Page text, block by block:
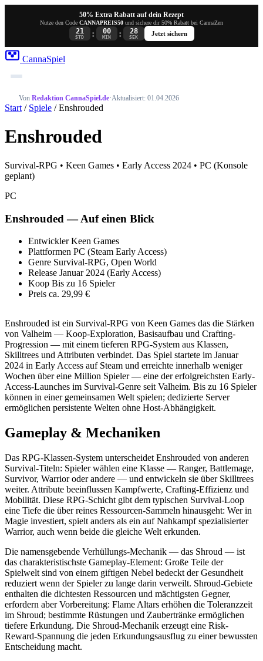
50% Extra Rabatt auf dein Rezept
Nutze den Code CANNAPREIS50 und sichere dir 50% Rabatt bei CannaZen
21
STD : 00
MIN : 28
SEK
Jetzt sichern
CannaSpiel
Von Redaktion CannaSpiel.de·Aktualisiert: 01.04.2026
Start / Spiele / Enshrouded
Enshrouded
Survival-RPG • Keen Games • Early Access 2024 • PC (Konsole
geplant)
PC
Enshrouded — Auf einen Blick
EntwicklerKeen Games
Plattformen PC (Steam Early Access)
Genre Survival-RPG, Open World
Release Januar 2024 (Early Access)
Koop Bis zu 16 Spieler
Preis ca. 29,99 €
Enshrouded ist ein Survival-RPG von Keen Games das die Stärken
von Valheim — Koop-Exploration, Basisaufbau und Crafting-
Progression — mit einem tieferen RPG-System aus Klassen,
Skilltrees und Attributen verbindet. Das Spiel startete im Januar
2024 in Early Access auf Steam und erreichte innerhalb weniger
Wochen über eine Million Spieler — eine der erfolgreichsten Early-
Access-Launches im Survival-Genre seit Valheim. Bis zu 16 Spieler
können in einer gemeinsamen Welt spielen; dedizierte Server
ermöglichen persistente Welten ohne Host-Abhängigkeit.
Gameplay & Mechaniken
Das RPG-Klassen-System unterscheidet Enshrouded von anderen
Survival-Titeln: Spieler wählen eine Klasse — Ranger, Battlemage,
Survivor, Warrior oder andere — und entwickeln sie über Skilltrees
weiter. Attribute beeinflussen Kampfwerte, Crafting-Effizienz und
Mobilität. Diese RPG-Schicht gibt dem typischen Survival-Loop
eine Tiefe die über reines Ressourcen-Sammeln hinausgeht: Wer in
Magie investiert, spielt anders als ein auf Nahkampf spezialisierter
Warrior, auch wenn beide die gleiche Welt erkunden.
Die namensgebende Verhüllungs-Mechanik — das Shroud — ist
das charakteristischste Gameplay-Element: Große Teile der
Spielwelt sind von einem giftigen Nebel bedeckt der Gesundheit
reduziert wenn der Spieler zu lange darin verweilt. Shroud-Gebiete
enthalten die dichtesten Ressourcen und mächtigsten Gegner,
erfordern aber Vorbereitung: Flame Altars erhöhen die Toleranzzeit
im Shroud; bestimmte Rüstungen und Zaubertränke ermöglichen
tiefere Erkundung. Die Shroud-Mechanik erzeugt eine Risk-
Reward-Spannung die jeden Erkundungsausflug zu einer bewussten
Entscheidung macht.